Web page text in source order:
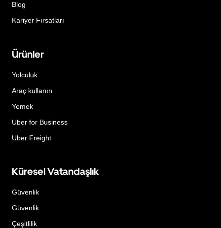
Blog
Kariyer Fırsatları
Ürünler
Yolculuk
Araç kullanın
Yemek
Uber for Business
Uber Freight
Küresel Vatandaşlık
Güvenlik
Güvenlik
Çeşitlilik